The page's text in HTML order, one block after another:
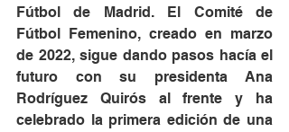
Fútbol de Madrid. El Comité de
Fútbol Femenino, creado en marzo
de 2022, sigue dando pasos hacía el
futuro con su presidenta Ana
Rodríguez Quirós al frente y ha
celebrado la primera edición de una